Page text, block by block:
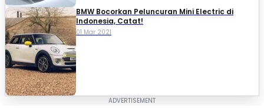
BMW Bocorkan Peluncuran Mini Electric di
Indonesia, Catat!
01 Mar 2021